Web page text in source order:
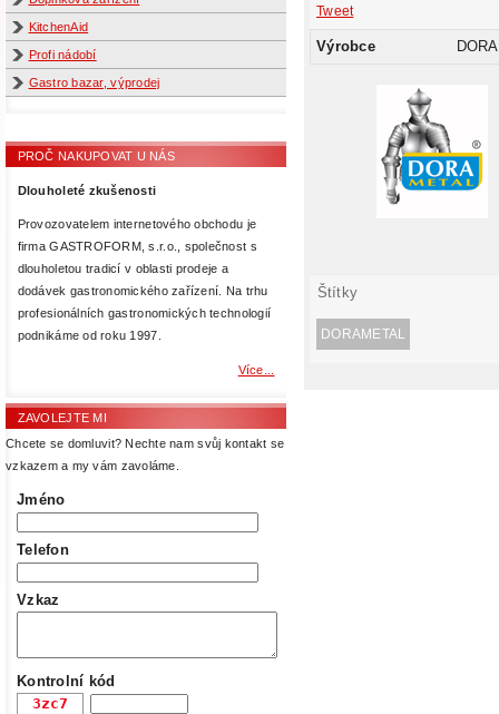
KitchenAid
Profi nádobí
Gastro bazar, výprodej
PROČ NAKUPOVAT U NÁS
Dlouholeté zkušenosti
Provozovatelem internetového obchodu je
firma GASTROFORM, s.r.o., společnost s
dlouholetou tradicí v oblasti prodeje a
dodávek gastronomického zařízení. Na trhu
profesionálních gastronomických technologií
podnikáme od roku 1997.
Více...
ZAVOLEJTE MI
Chcete se domluvit? Nechte nam svůj kontakt se
vzkazem a my vám zavoláme.
Jméno
Telefon
Vzkaz
Kontrolní kód
Tweet
Výrobce
Štítky
DORAMETAL